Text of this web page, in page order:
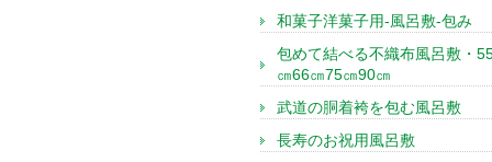
和菓子洋菓子用-風呂敷-包み
包めて結べる不織布風呂敷・
㎝66㎝75㎝90㎝
武道の胴着袴を包む風呂敷
長寿のお祝用風呂敷